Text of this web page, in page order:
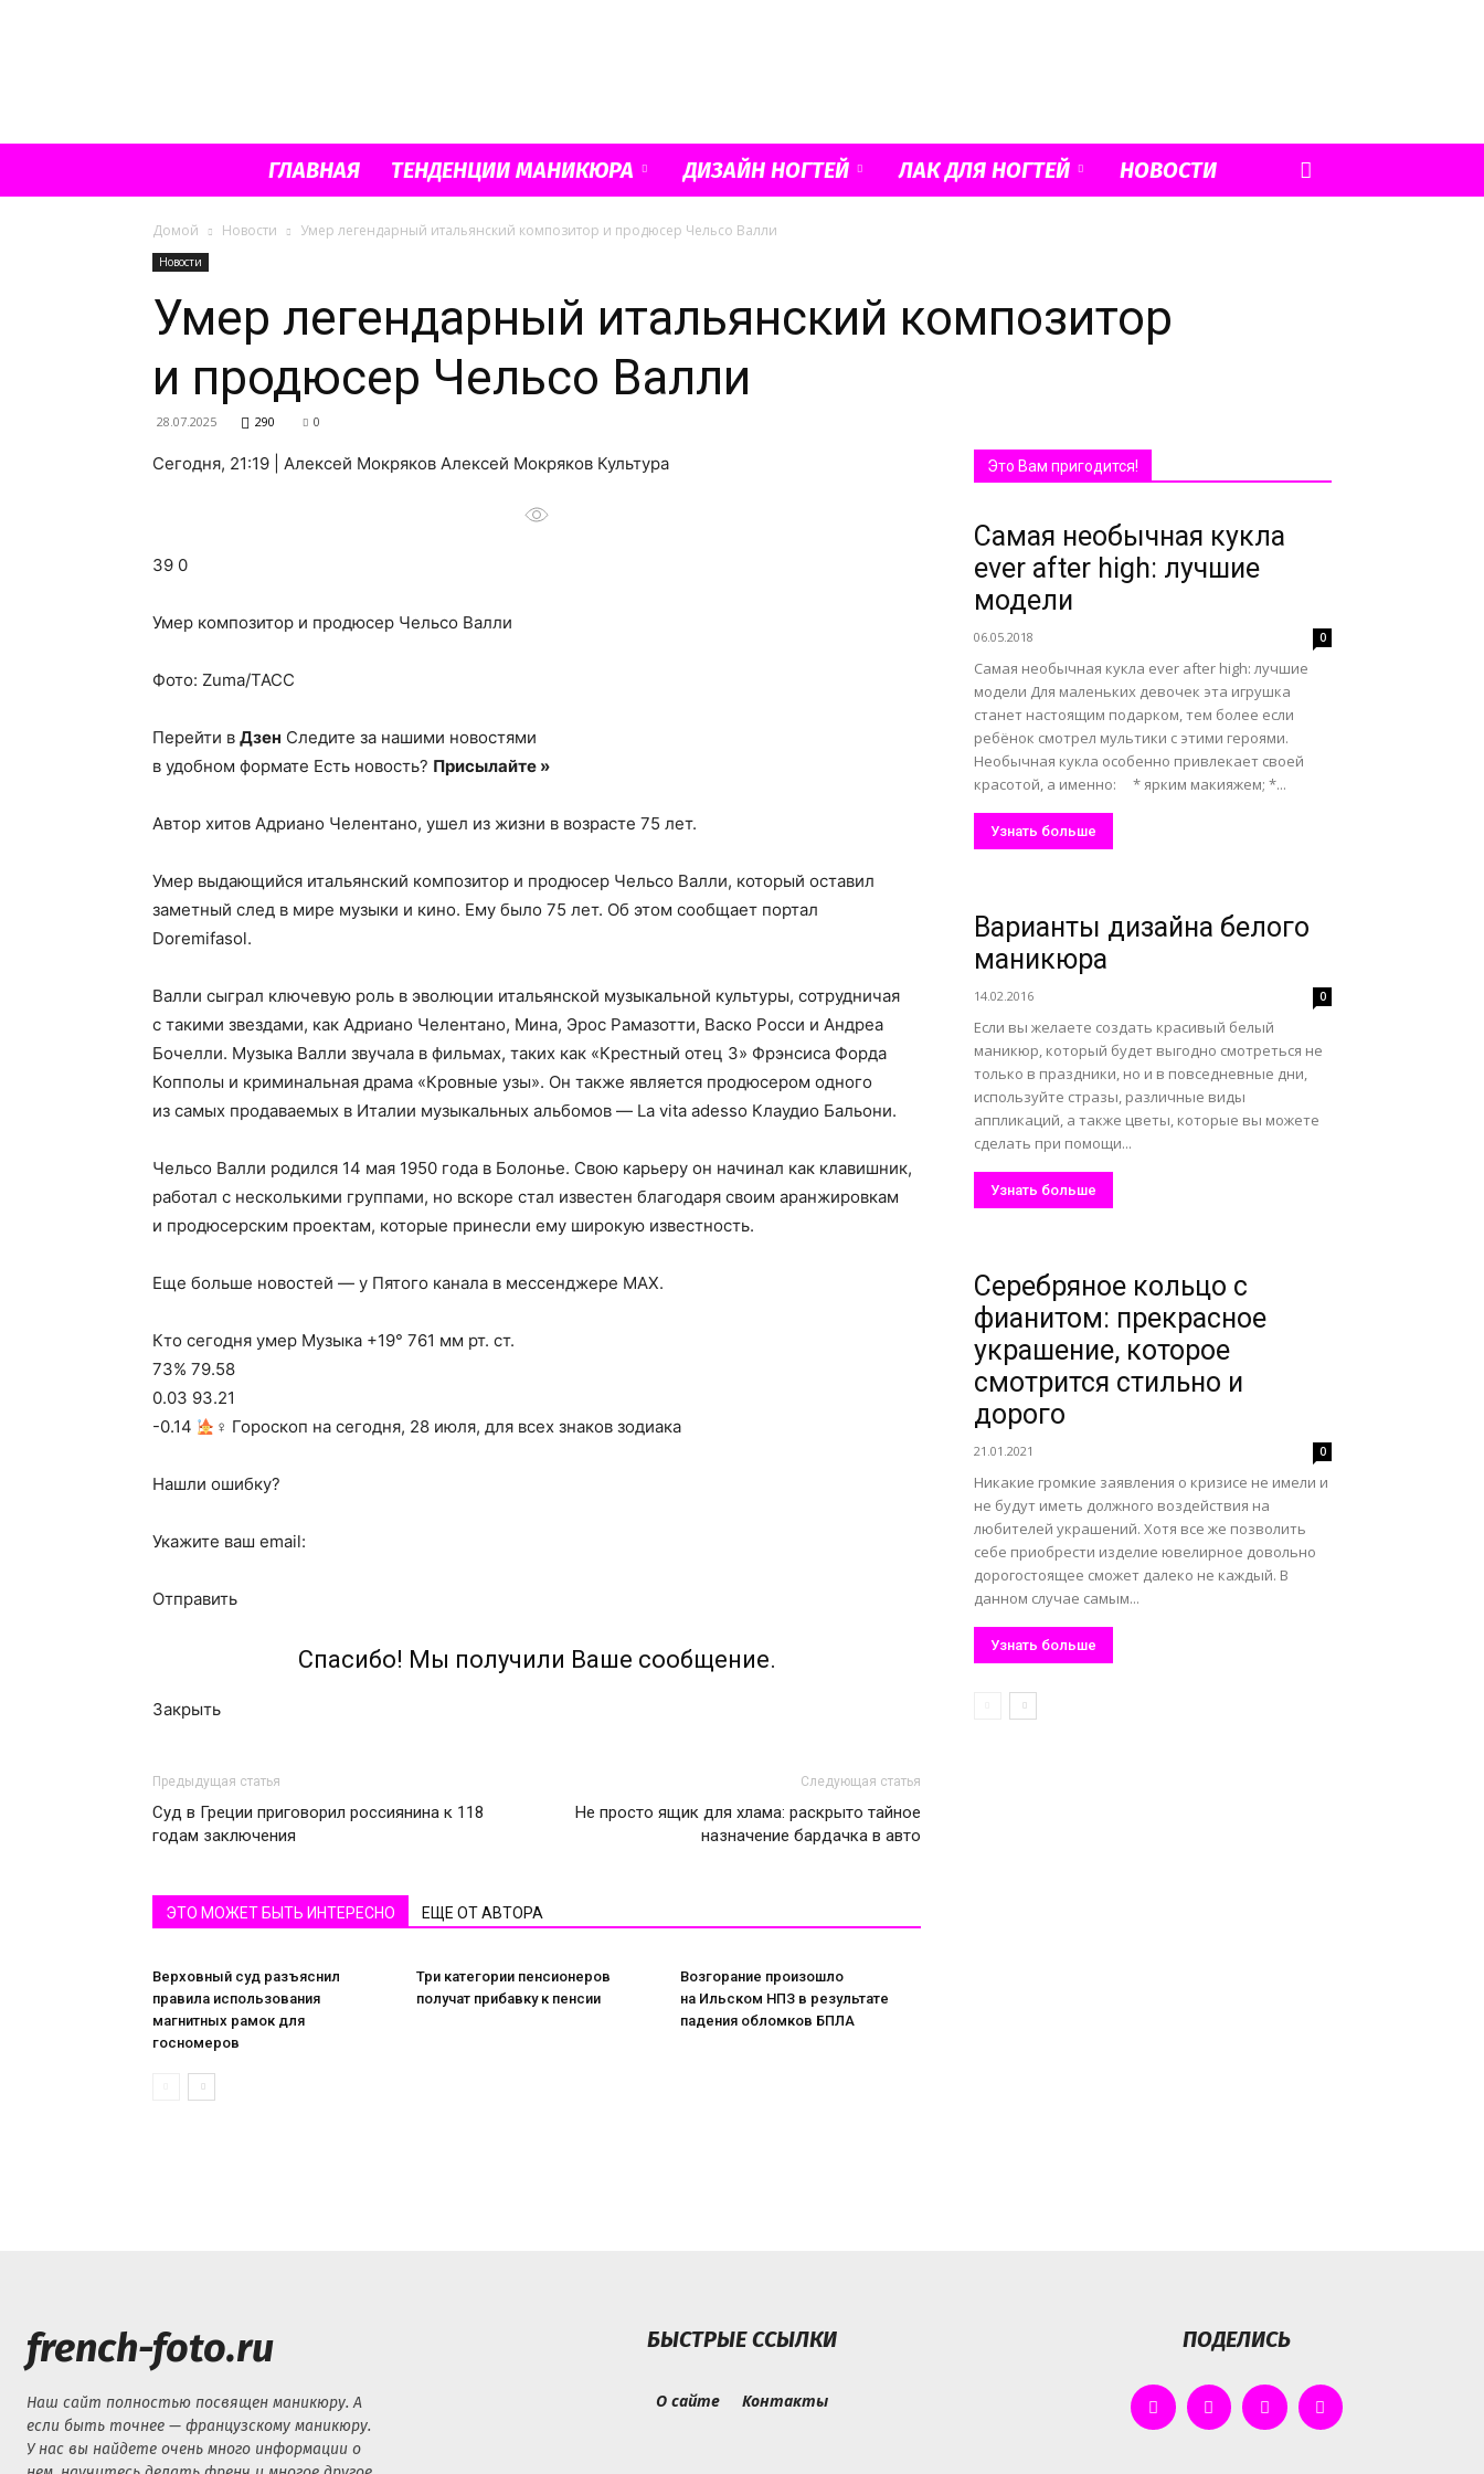
Французский
ГЛАВНАЯ ТЕНДЕНЦИИ МАНИКЮРА ДИЗАЙН НОГТЕЙ ЛАК ДЛЯ НОГТЕЙ НОВОСТИ
Домой Новости Умер легендарный итальянский композитор и продюсер Чельсо Валли
Новости
Умер легендарный итальянский композитор
и продюсер Чельсо Валли
28.07.2025 290 0
Сегодня, 21:19 | Алексей Мокряков Алексей Мокряков Культура
39 0
Умер композитор и продюсер Чельсо Валли
Фото: Zuma/ТАСС
Перейти в Дзен Следите за нашими новостями
в удобном формате Есть новость? Присылайте »
Автор хитов Адриано Челентано, ушел из жизни в возрасте 75 лет.
Умер выдающийся итальянский композитор и продюсер Чельсо Валли, который оставил
заметный след в мире музыки и кино. Ему было 75 лет. Об этом сообщает портал
Doremifasol.
Валли сыграл ключевую роль в эволюции итальянской музыкальной культуры, сотрудничая
с такими звездами, как Адриано Челентано, Мина, Эрос Рамазотти, Васко Росси и Андреа
Бочелли. Музыка Валли звучала в фильмах, таких как «Крестный отец 3» Фрэнсиса Форда
Копполы и криминальная драма «Кровные узы». Он также является продюсером одного
из самых продаваемых в Италии музыкальных альбомов — La vita adesso Клаудио Бальони.
Чельсо Валли родился 14 мая 1950 года в Болонье. Свою карьеру он начинал как клавишник,
работал с несколькими группами, но вскоре стал известен благодаря своим аранжировкам
и продюсерским проектам, которые принесли ему широкую известность.
Еще больше новостей — у Пятого канала в мессенджере MAX.
Кто сегодня умер Музыка +19° 761 мм рт. ст.
73% 79.58
0.03 93.21
-0.14
‍♀ Гороскоп на сегодня, 28 июля, для всех знаков зодиака
Нашли ошибку?
Укажите ваш email:
Отправить
Спасибо! Мы получили Ваше сообщение.
Закрыть
Предыдущая статья
Суд в Греции приговорил россиянина к 118
годам заключения
Следующая статья
Не просто ящик для хлама: раскрыто тайное
назначение бардачка в авто
ЭТО МОЖЕТ БЫТЬ ИНТЕРЕСНО ЕЩЕ ОТ АВТОРА
Верховный суд разъяснил
правила использования
магнитных рамок для
госномеров
Три категории пенсионеров
получат прибавку к пенсии
Возгорание произошло
на Ильском НПЗ в результате
падения обломков БПЛА
Это Вам пригодится!
Самая необычная кукла
ever after high: лучшие
модели
06.05.2018 0
Самая необычная кукла ever after high: лучшие
модели Для маленьких девочек эта игрушка
станет настоящим подарком, тем более если
ребёнок смотрел мультики с этими героями.
Необычная кукла особенно привлекает своей
красотой, а именно: * ярким макияжем; *...
Узнать больше
Варианты дизайна белого
маникюра
14.02.2016 0
Если вы желаете создать красивый белый
маникюр, который будет выгодно смотреться не
только в праздники, но и в повседневные дни,
используйте стразы, различные виды
аппликаций, а также цветы, которые вы можете
сделать при помощи...
Узнать больше
Серебряное кольцо с
фианитом: прекрасное
украшение, которое
смотрится стильно и
дорого
21.01.2021 0
Никакие громкие заявления о кризисе не имели и
не будут иметь должного воздействия на
любителей украшений. Хотя все же позволить
себе приобрести изделие ювелирное довольно
дорогостоящее сможет далеко не каждый. В
данном случае самым...
Узнать больше
french-foto.ru
Наш сайт полностью посвящен маникюру. А
если быть точнее — французскому маникюру.
У нас вы найдете очень много информации о
БЫСТРЫЕ ССЫЛКИ
О сайте Контакты
ПОДЕЛИСЬ